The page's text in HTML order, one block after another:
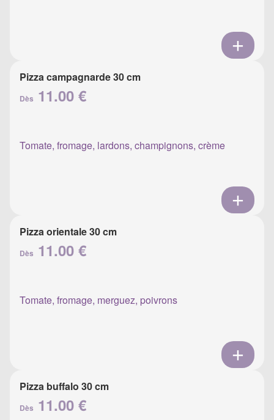
Pizza campagnarde 30 cm
Dès 11.00 €
Tomate, fromage, lardons, champignons, crème
Pizza orientale 30 cm
Dès 11.00 €
Tomate, fromage, merguez, poivrons
Pizza buffalo 30 cm
Dès 11.00 €